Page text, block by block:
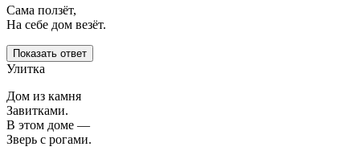
Сама ползёт,
На себе дом везёт.
Показать ответ
Улитка
Дом из камня
Завитками.
В этом доме —
Зверь с рогами.